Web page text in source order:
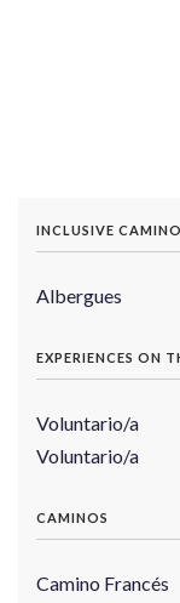
INCLUSIVE CAMINO
Albergues
EXPERIENCES ON
Voluntario/a
Voluntario/a
CAMINOS
Camino Francés